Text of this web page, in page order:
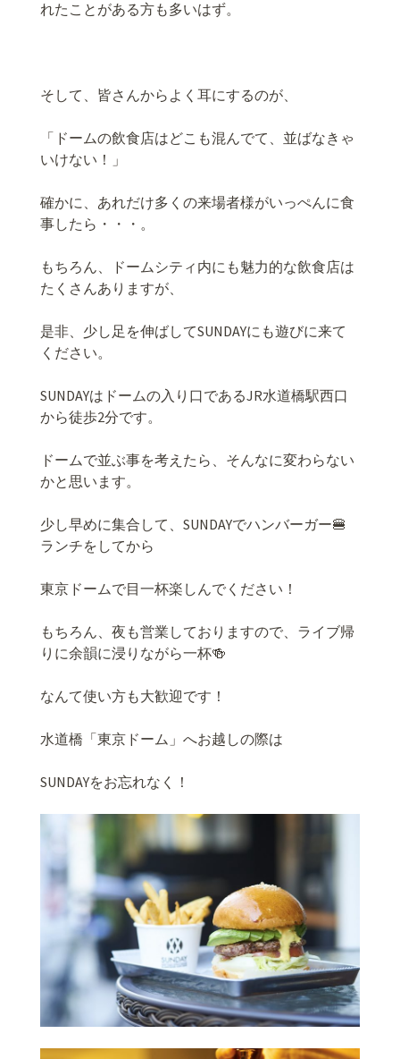
れたことがある方も多いはず。
そして、皆さんからよく耳にするのが、
「ドームの飲食店はどこも混んでて、並ばなきゃ
いけない！」
確かに、あれだけ多くの来場者様がいっぺんに食
事したら・・・。
もちろん、ドームシティ内にも魅力的な飲食店は
たくさんありますが、
是非、少し足を伸ばしてSUNDAYにも遊びに来て
ください。
SUNDAYはドームの入り口であるJR水道橋駅西口
から徒歩2分です。
ドームで並ぶ事を考えたら、そんなに変わらない
かと思います。
少し早めに集合して、SUNDAYでハンバーガー🍔
ランチをしてから
東京ドームで目一杯楽しんでください！
もちろん、夜も営業しておりますので、ライブ帰
りに余韻に浸りながら一杯🍻
なんて使い方も大歓迎です！
水道橋「東京ドーム」へお越しの際は
SUNDAYをお忘れなく！